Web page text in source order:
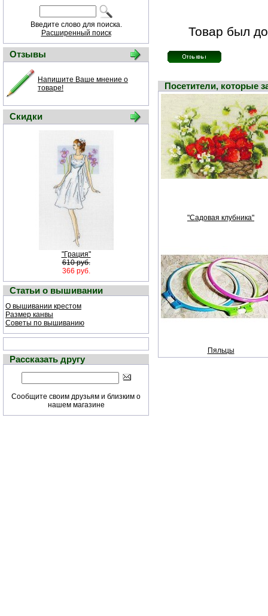
Введите слово для поиска.
Расширенный поиск
Отзывы
Напишите Ваше мнение о
товаре!
Скидки
"Грация"
610 руб.
366 руб.
Статьи о вышивании
О вышивании крестом
Размер канвы
Советы по вышиванию
Рассказать другу
Сообщите своим друзьям и близким о
нашем магазине
Товар был
Посетители, которые
"Садовая клубника"
Пяльцы